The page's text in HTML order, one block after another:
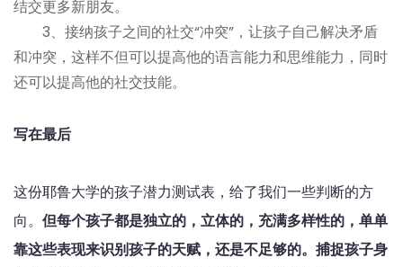
结交更多新朋友。
3、接纳孩子之间的社交“冲突”，让孩子自己解决矛盾
和冲突，这样不但可以提高他的语言能力和思维能力，同时
还可以提高他的社交技能。
写在最后
这份耶鲁大学的孩子潜力测试表，给了我们一些判断的方
向。 但每个孩子都是独立的，立体的，充满多样性的，单单
靠这些表现来识别孩子的天赋，还是不足够的。捕捉孩子身